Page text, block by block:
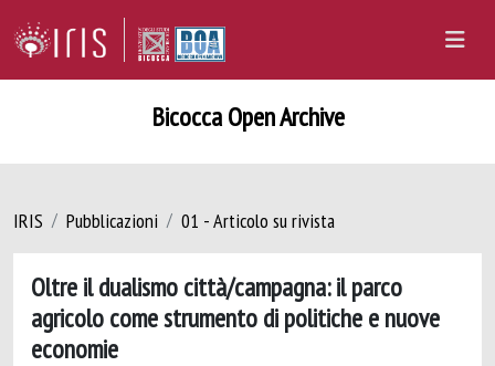
Bicocca Open Archive
IRIS Pubblicazioni 01 - Articolo su rivista
Oltre il dualismo città/campagna: il parco
agricolo come strumento di politiche e nuove
economie